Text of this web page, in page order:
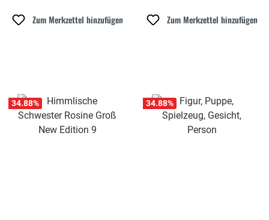
Zum Merkzettel hinzufügen Zum Merkzettel hinzufügen
34.88% 34.88%